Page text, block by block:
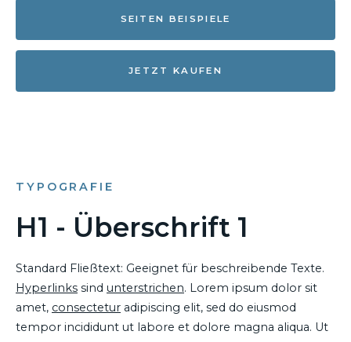
SEITEN BEISPIELE
JETZT KAUFEN
TYPOGRAFIE
H1 - Überschrift 1
Standard Fließtext: Geeignet für beschreibende Texte.
Hyperlinks sind unterstrichen. Lorem ipsum dolor sit
amet, consectetur adipiscing elit, sed do eiusmod
tempor incididunt ut labore et dolore magna aliqua. Ut